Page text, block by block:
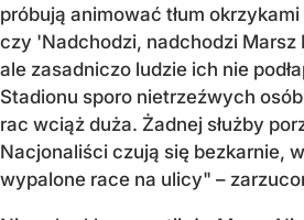
próbują animować tłum
czy 'Nadchodzi, nadchodzi Marsz
ale zasadniczo ludzie ich nie
Stadionu sporo nietrzeźwych
rac wciąż duża. Żadnej służby
Nacjonaliści czują się bezkarnie,
wypalone race na ulicy" –